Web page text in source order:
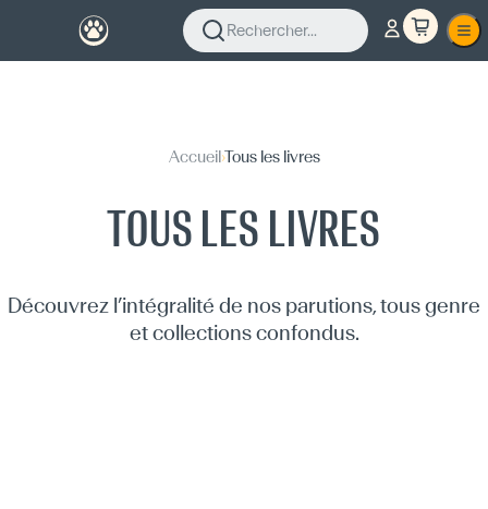
Rechercher...
Accueil›Tous les livres
TOUS LES LIVRES
Découvrez l’intégralité de nos parutions, tous genre
et collections confondus.